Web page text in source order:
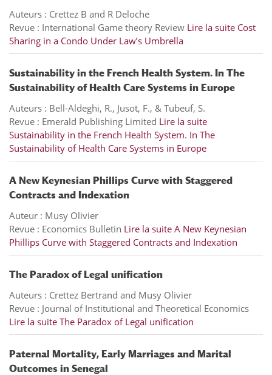
Auteurs : Crettez B and R Deloche
Revue : International Game theory Review Lire la suite Cost
Sharing in a Condo Under Law’s Umbrella
Sustainability in the French Health System. In The
Sustainability of Health Care Systems in Europe
Auteurs : Bell-Aldeghi, R., Jusot, F., & Tubeuf, S.
Revue : Emerald Publishing Limited Lire la suite
Sustainability in the French Health System. In The
Sustainability of Health Care Systems in Europe
A New Keynesian Phillips Curve with Staggered
Contracts and Indexation
Auteur : Musy Olivier
Revue : Economics Bulletin Lire la suite A New Keynesian
Phillips Curve with Staggered Contracts and Indexation
The Paradox of Legal unification
Auteurs : Crettez Bertrand and Musy Olivier
Revue : Journal of Institutional and Theoretical Economics
Lire la suite The Paradox of Legal unification
Paternal Mortality, Early Marriages and Marital
Outcomes in Senegal